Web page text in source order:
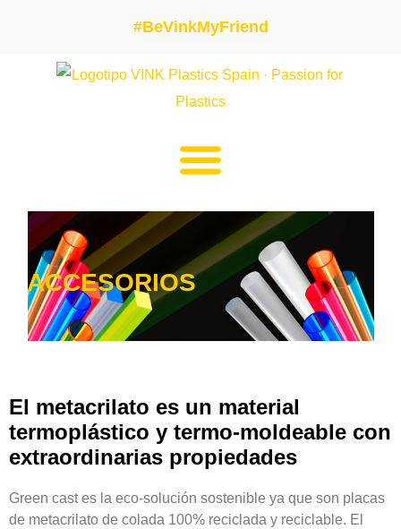
#BeVinkMyFriend
ACCESORIOS
El metacrilato es un material
termoplástico y termo-moldeable con
extraordinarias propiedades
Green cast es la eco-solución sostenible ya que son placas
de metacrilato de colada 100% reciclada y reciclable. El